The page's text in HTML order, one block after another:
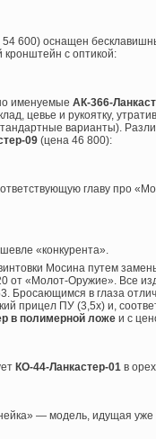
54 600) оснащен
кронштейн с оптикой:
именуемые АК-366-
цевье и рукоятку,
варианты).
09 (цена 46 800):
главу про
«конкурента».
Мосина путем
«Молот-Оружие». Все
Бросающимся в глаза
прицел ПУ (3,5х) и,
в полимерной ложе и с
КО-44-Ланкастер-01 в
— модель, идущая